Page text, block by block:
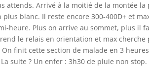
attends. Arrivé à la moitié de la montée
plus blanc. Il reste encore 300-400D+ et
heure. Plus on arrive au sommet, plus il
le relais en orientation et max
On finit cette section de malade en 3
suite ? Un enfer : 3h30 de pluie non